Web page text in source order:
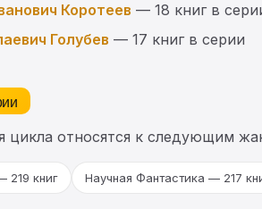
Коротеев — 18 книг в
Голубев — 17 книг в серии
цикла относятся к следующим
219 книг Научная Фантастика — 217